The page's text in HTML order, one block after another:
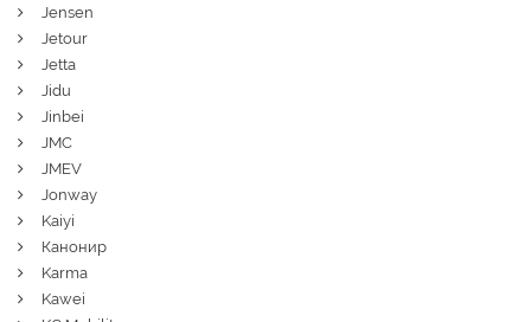
Jensen
Jetour
Jetta
Jidu
Jinbei
JMC
JMEV
Jonway
Kaiyi
Канонир
Karma
Kawei